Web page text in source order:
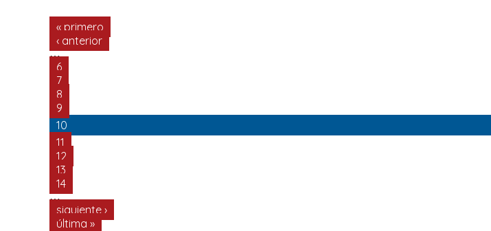
« primero
‹ anterior
…
6
7
8
9
10
11
12
13
14
…
siguiente ›
última »